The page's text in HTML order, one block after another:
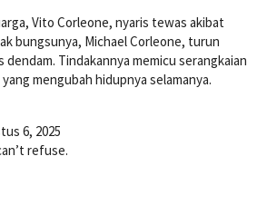
Vito Corleone, nyaris tewas akibat
bungsunya, Michael Corleone, turun
Tindakannya memicu serangkaian
mengubah hidupnya selamanya.
6, 2025
refuse.